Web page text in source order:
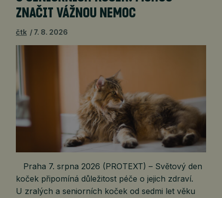
ZNAČIT VÁŽNOU NEMOC
čtk 7. 8. 2026
Praha 7. srpna 2026 (PROTEXT) – Světový den
koček připomíná důležitost péče o jejich zdraví.
U zralých a seniorních koček od sedmi let věku